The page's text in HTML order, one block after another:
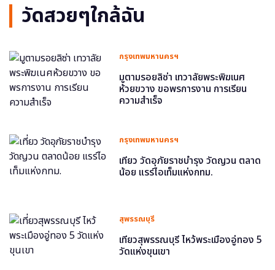
วัดสวยๆใกล้ฉัน
กรุงเทพมหานครฯ
มูตามรอยลิซ่า เทวาลัยพระพิฆเนศ
ห้วยขวาง ขอพรการงาน การเรียน
ความสำเร็จ
กรุงเทพมหานครฯ
เที่ยว วัดอุภัยราชบำรุง วัดญวน ตลาด
น้อย แรร์ไอเท็มแห่งกทม.
สุพรรณบุรี
เที่ยวสุพรรณบุรี ไหว้พระเมืองอู่ทอง 5
วัดแห่งขุนเขา